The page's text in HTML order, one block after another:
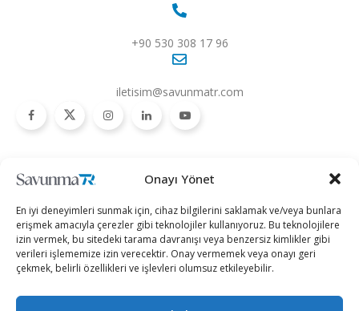
Onayı Yönet
En iyi deneyimleri sunmak için, cihaz bilgilerini saklamak ve/veya bunlara
erişmek amacıyla çerezler gibi teknolojiler kullanıyoruz. Bu teknolojilere
izin vermek, bu sitedeki tarama davranışı veya benzersiz kimlikler gibi
verileri işlememize izin verecektir. Onay vermemek veya onayı geri
çekmek, belirli özellikleri ve işlevleri olumsuz etkileyebilir.
+90 530 308 17 96
iletisim@savunmatr.com
Savunma Sanayii
Hava Platformları
Kara Platformları
Deniz Platformları
İnsansız Sistemler
Kategoriler
Siber Güvenlik
Teknoloji
Röportajlar
Politika
SavunmaTR
Hakkımızda
Kariyer
Gizlilik Politikası
Künye